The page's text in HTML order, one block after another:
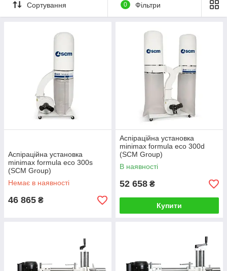
Сортування 0 Фільтри
Аспіраційна установка
minimax formula eco 300s
(SCM Group)
Немає в наявності
46 865 ₴
Аспіраційна установка
minimax formula eco 300d
(SCM Group)
В наявності
52 658 ₴
Купити